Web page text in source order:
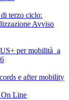
terzo ciclo:
Avviso
per mobilità a
e after mobility
Line